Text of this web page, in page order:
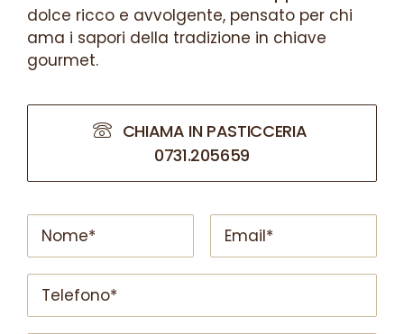
dolce ricco e avvolgente, pensato per chi
ama i sapori della tradizione in chiave
gourmet.
CHIAMA IN PASTICCERIA
0731.205659